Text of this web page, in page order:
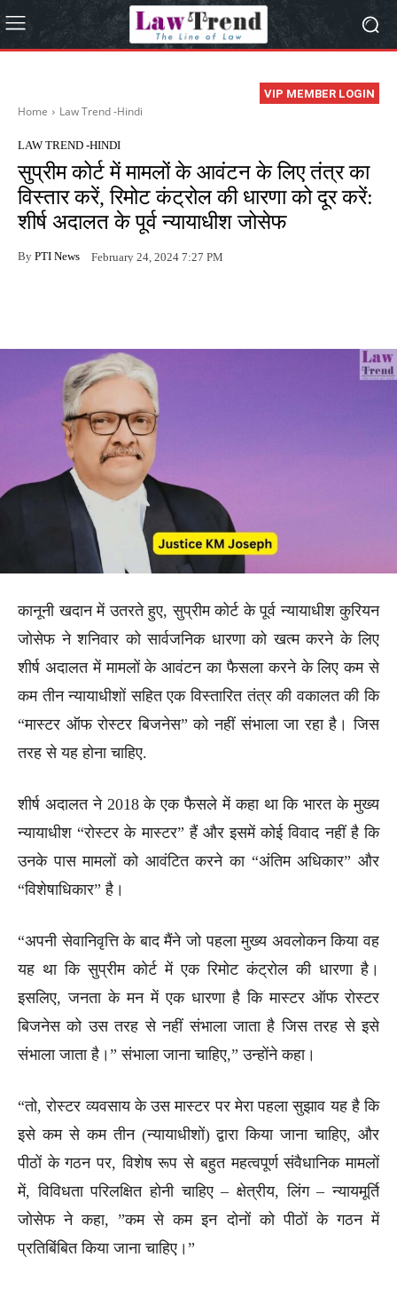
VIP MEMBER LOGIN
Home Law Trend -Hindi
LAW TREND -HINDI
सुप्रीम कोर्ट में मामलों के आवंटन के लिए तंत्र का
विस्तार करें, रिमोट कंट्रोल की धारणा को दूर करें:
शीर्ष अदालत के पूर्व न्यायाधीश जोसेफ
By PTI News February 24, 2024 7:27 PM
कानूनी खदान में उतरते हुए, सुप्रीम कोर्ट के पूर्व न्यायाधीश कुरियन
जोसेफ ने शनिवार को सार्वजनिक धारणा को खत्म करने के लिए
शीर्ष अदालत में मामलों के आवंटन का फैसला करने के लिए कम से
कम तीन न्यायाधीशों सहित एक विस्तारित तंत्र की वकालत की कि
“मास्टर ऑफ रोस्टर बिजनेस” को नहीं संभाला जा रहा है। जिस
तरह से यह होना चाहिए.
शीर्ष अदालत ने 2018 के एक फैसले में कहा था कि भारत के मुख्य
न्यायाधीश “रोस्टर के मास्टर” हैं और इसमें कोई विवाद नहीं है कि
उनके पास मामलों को आवंटित करने का “अंतिम अधिकार” और
“विशेषाधिकार” है।
“अपनी सेवानिवृत्ति के बाद मैंने जो पहला मुख्य अवलोकन किया वह
यह था कि सुप्रीम कोर्ट में एक रिमोट कंट्रोल की धारणा है।
इसलिए, जनता के मन में एक धारणा है कि मास्टर ऑफ रोस्टर
बिजनेस को उस तरह से नहीं संभाला जाता है जिस तरह से इसे
संभाला जाता है।” संभाला जाना चाहिए,” उन्होंने कहा।
“तो, रोस्टर व्यवसाय के उस मास्टर पर मेरा पहला सुझाव यह है कि
इसे कम से कम तीन (न्यायाधीशों) द्वारा किया जाना चाहिए, और
पीठों के गठन पर, विशेष रूप से बहुत महत्वपूर्ण संवैधानिक मामलों
में, विविधता परिलक्षित होनी चाहिए – क्षेत्रीय, लिंग – न्यायमूर्ति
जोसेफ ने कहा, ”कम से कम इन दोनों को पीठों के गठन में
प्रतिबिंबित किया जाना चाहिए।”